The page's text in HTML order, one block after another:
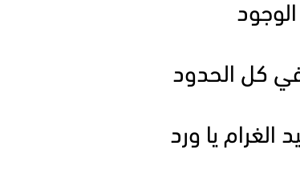
كل الحدود
الغرام يا ورد